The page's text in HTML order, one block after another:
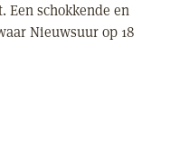
Een schokkende en
Nieuwsuur op 18